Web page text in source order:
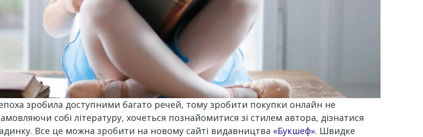
зробила доступними багато речей, тому зробити покупки онлайн не
собі літературу, хочеться познайомитися зі стилем автора, дізнатися
Все це можна зробити на новому сайті видавництва «Букшеф». Швидке